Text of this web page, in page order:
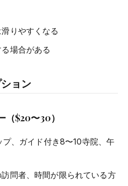
りやすくなる
場合がある
ョン
$20〜30）
、ガイド付き8〜10寺院、午
問者、時間が限られている方